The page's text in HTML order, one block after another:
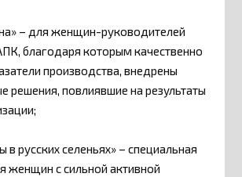
– для женщин-руководителей
благодаря которым качественно
производства, внедрены
решения, повлиявшие на результаты
в русских селеньях» – специальная
женщин с сильной активной